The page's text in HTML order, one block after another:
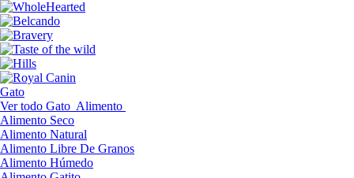
Gato
Ver todo Gato Alimento
Alimento Seco
Alimento Natural
Alimento Libre De Granos
Alimento Húmedo